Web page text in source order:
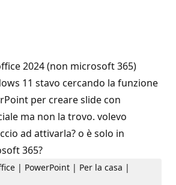
2024 (non microsoft 365)
11 stavo cercando la funzione
per creare slide con
ma non la trovo. volevo
ad attivarla? o è solo in
365?
| PowerPoint | Per la casa |